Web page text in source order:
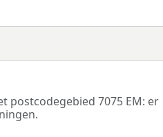
postcodegebied 7075 EM: er